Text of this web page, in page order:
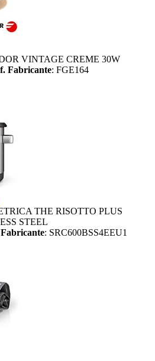
VINTAGE CREME 30W
Fabricante: FGE164
THE RISOTTO PLUS
STEEL
: SRC600BSS4EEU1